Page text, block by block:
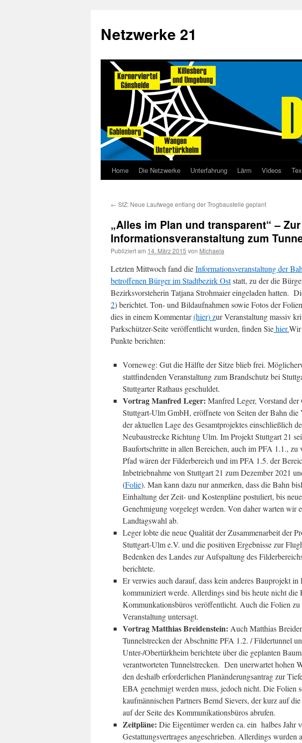
Netzwerke 21
Home Die Netzwerke Unterfahrung Lärm Videos
← StZ: Neue Laufwege entlang der Trogbaustelle geplant
„Alles im Plan und transparent“ – Zur
Informationsveranstaltung zum
Publiziert am 14. März 2015 von Michaela
Letzten Mittwoch fand dieInformationsveranstaltung der
betroffenen Bürger im Stadtbezirk Oststatt, zu der die
Bezirksvorsteherin Tatjana Strohmaier eingeladen hatten.
2) berichtet. Ton- und Bildaufnahmen sowie Fotos der
dies in einem Kommentar(hier) zur Veranstaltung massiv
Parkschützer-Seite veröffentlicht wurden, finden Siehier.Wir
Punkte berichten:
Vorneweg: Gut die Hälfte der Sitze blieb frei.
stattfindenden Veranstaltung zum Brandschutz bei
Stuttgarter Rathaus geschuldet.
Vortrag Manfred Leger: Manfred Leger, Vorstand
Stuttgart-Ulm GmbH, eröffnete von Seiten der Bahn die
der aktuellen Lage des Gesamtprojektes einschließlich
Neubaustrecke Richtung Ulm. Im Projekt Stuttgart 21
Baufortschritte in allen Bereichen, auch im PFA 1.1.,
Pfad wären der Filderbereich und im PFA 1.5. der
Inbetriebnahme von Stuttgart 21 zum Dezember 2021
(Folie). Man kann dazu nur anmerken, dass die Bahn
Einhaltung der Zeit- und Kostenpläne postuliert, bis
Genehmigung vorgelegt werden. Von daher warten wir
Landtagswahl ab.
Leger lobte die neue Qualität der Zusammenarbeit der
Stuttgart-Ulm e.V. und die positiven Ergebnisse zur
Bedenken des Landes zur Aufspaltung des
berichtete.
Er verwies auch darauf, dass kein anderes Bauprojekt in
kommuniziert werde. Allerdings sind bis heute nicht die
Kommunkationsbüros veröffentlicht. Auch die Folien
Veranstaltung untersagt.
Vortrag Matthias Breidenstein: Auch Matthias
Tunnelstrecken der Abschnitte PFA 1.2. / Fildertunnel
Unter-/Obertürkheim berichtete über die geplanten
verantworteten Tunnelstrecken. Den unerwartet hohen
den deshalb erforderlichen Planänderungsantrag zur
EBA genehmigt werden muss, jedoch nicht. Die Folien
kaufmännischen Partners Bernd Sievers, der kurz auf
auf der Seite des Kommunikationsbüros abrufen.
Zeitpläne: Die Eigentümer werden ca. ein halbes Jahr
Gestattungsvertrages angeschrieben. Allerdings wurden